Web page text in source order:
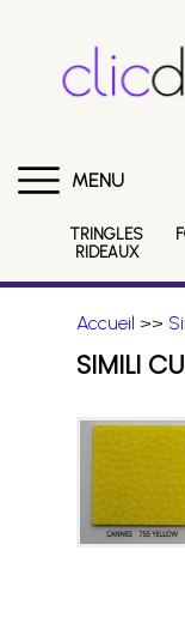
MENU
TRINGLES
RIDEAUX
Accueil >>
SIMILI